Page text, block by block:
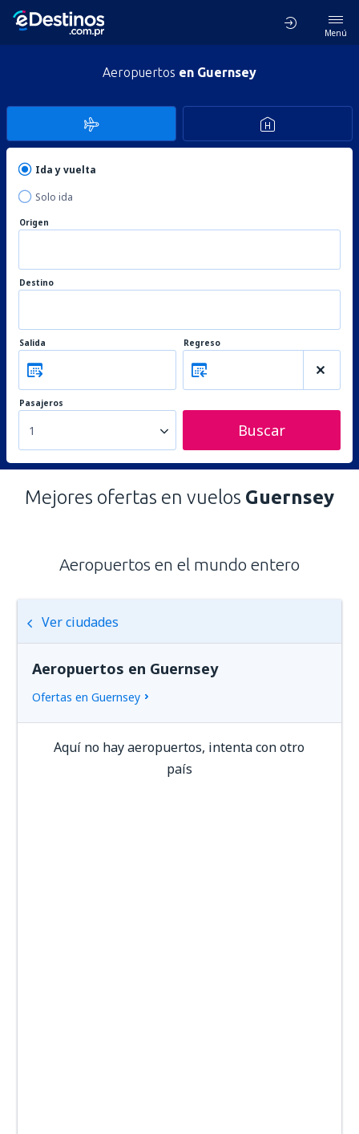
Menú
Aeropuertos en Guernsey
Ida y vuelta
Solo ida
Origen
Destino
Salida Regreso
Pasajeros
1 Buscar
Mejores ofertas en vuelos Guernsey
Aeropuertos en el mundo entero
Ver ciudades
Aeropuertos en Guernsey
Ofertas en Guernsey
Aquí no hay aeropuertos, intenta con otro
país